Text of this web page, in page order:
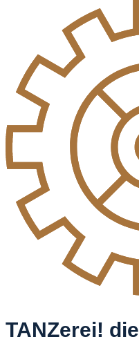
TANZerei! die